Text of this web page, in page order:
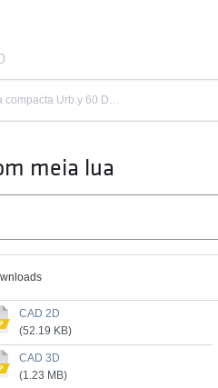
Sanita compacta Urb.y 60 D|C com meia lua
meia lua
CAD 2D
(52.19 KB)
CAD 3D
(1.23 MB)